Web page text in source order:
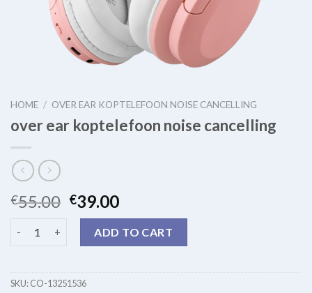
HOME / OVER EAR KOPTELEFOON NOISE CANCELLING
over ear koptelefoon noise cancelling
€55.00 €39.00
ADD TO CART
SKU:CO-13251536